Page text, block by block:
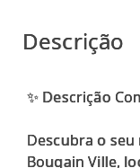
Descrição
✨ Descrição
Descubra o
Bougain Ville,